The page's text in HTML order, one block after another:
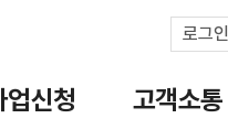
로그인
업신청 고객소통